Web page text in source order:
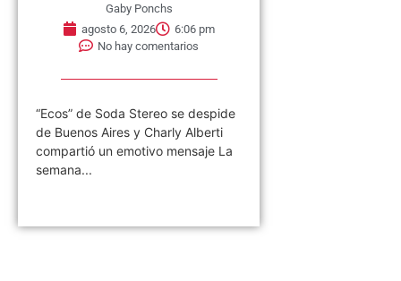
Gaby Ponchs
agosto 6, 2026
6:06 pm
No hay comentarios
“Ecos” de Soda Stereo se despide
de Buenos Aires y Charly Alberti
compartió un emotivo mensaje La
semana...